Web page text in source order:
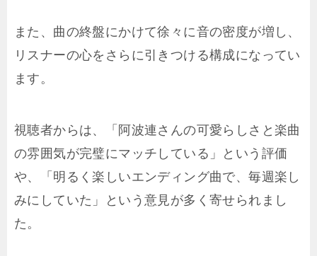
また、曲の終盤にかけて徐々に音の密度が増し、
リスナーの心をさらに引きつける構成になってい
ます。
視聴者からは、「阿波連さんの可愛らしさと楽曲
の雰囲気が完璧にマッチしている」という評価
や、「明るく楽しいエンディング曲で、毎週楽し
みにしていた」という意見が多く寄せられまし
た。